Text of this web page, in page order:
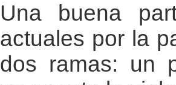
Una buena
actuales por la
dos ramas: un